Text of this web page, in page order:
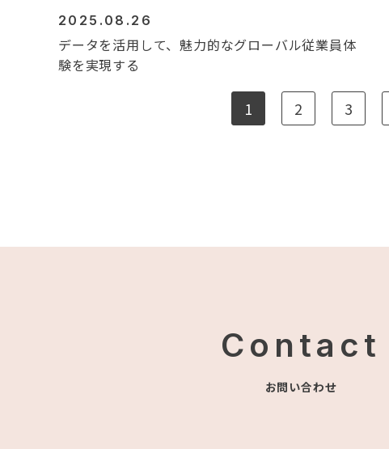
2025.08.26
データを活用して、魅力的なグローバル従業員体
験を実現する
1 2 3
Contact
お問い合わせ